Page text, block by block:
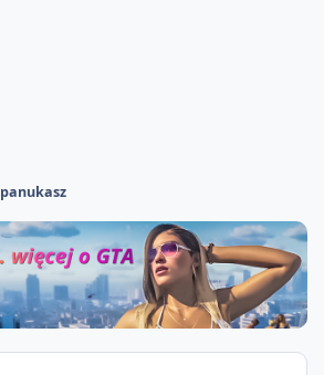
panukasz